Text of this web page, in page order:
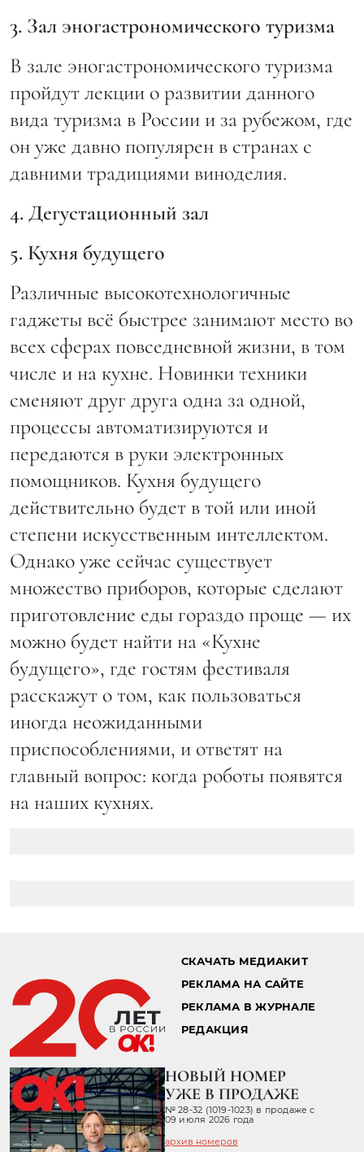
3. Зал эногастрономического туризма
В зале эногастрономического туризма
пройдут лекции о развитии данного
вида туризма в России и за рубежом, где
он уже давно популярен в странах с
давними традициями виноделия.
4. Дегустационный зал
5. Кухня будущего
Различные высокотехнологичные
гаджеты всё быстрее занимают место во
всех сферах повседневной жизни, в том
числе и на кухне. Новинки техники
сменяют друг друга одна за одной,
процессы автоматизируются и
передаются в руки электронных
помощников. Кухня будущего
действительно будет в той или иной
степени искусственным интеллектом.
Однако уже сейчас существует
множество приборов, которые сделают
приготовление еды гораздо проще — их
можно будет найти на «Кухне
будущего», где гостям фестиваля
расскажут о том, как пользоваться
иногда неожиданными
приспособлениями, и ответят на
главный вопрос: когда роботы появятся
на наших кухнях.
08.08.2016 11:08
ДЖОЗЕФ ГОРДОН-ЛЕВИТТ В
ДУБЛИРОВАННОМ ТРЕЙЛЕРЕ
ФИЛЬМА «СНОУДЕН»
Российская премьера фильма про
знаменитого американского разоблачителя
состоится совсем скоро.